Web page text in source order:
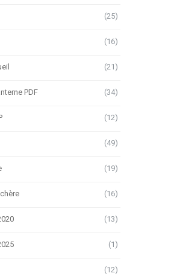
(25)
(16)
(21)
PDF (34)
(12)
(49)
(19)
(16)
(13)
(1)
(12)